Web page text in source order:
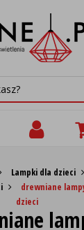
Lampki dla dzieci
drewniane
dzieci